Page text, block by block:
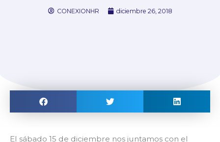
CONEXIONHR diciembre 26, 2018
El sábado 15 de diciembre nos juntamos con el